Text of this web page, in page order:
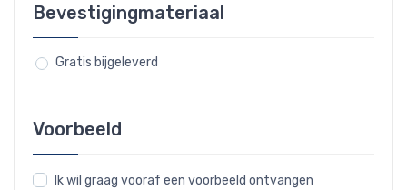
Bevestigingmateriaal
Gratis bijgeleverd
Voorbeeld
Ik wil graag vooraf een voorbeeld ontvangen